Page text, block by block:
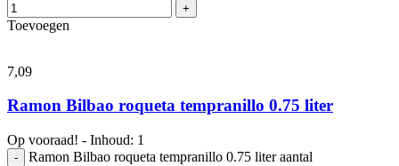
+
Toevoegen
7,09
Ramon Bilbao roqueta tempranillo 0.75 liter
Op vooraad! - Inhoud: 1
- Ramon Bilbao roqueta tempranillo 0.75 liter aantal